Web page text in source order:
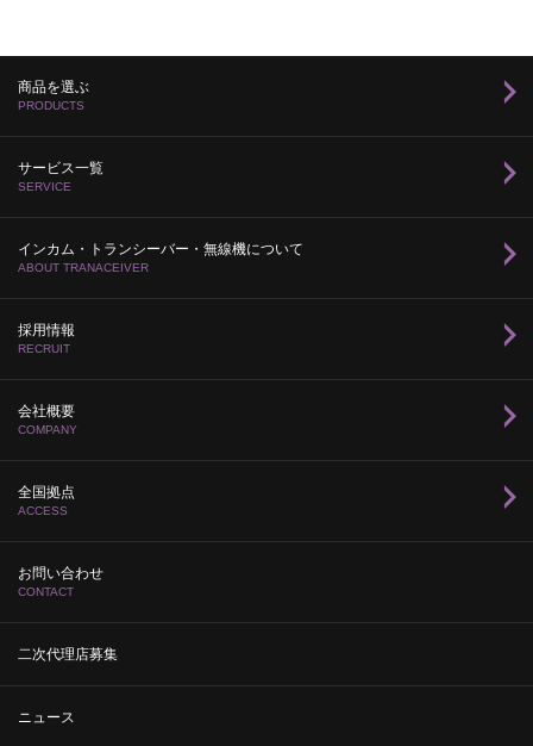
商品を選ぶ
PRODUCTS
サービス一覧
SERVICE
インカム・トランシーバー・無線機について
ABOUT TRANACEIVER
採用情報
RECRUIT
会社概要
COMPANY
全国拠点
ACCESS
お問い合わせ
CONTACT
二次代理店募集
ニュース